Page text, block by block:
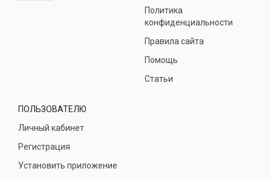
Политика
конфиденциальности
Правила сайта
Помощь
Статьи
ПОЛЬЗОВАТЕЛЮ
Личный кабинет
Регистрация
Установить приложение